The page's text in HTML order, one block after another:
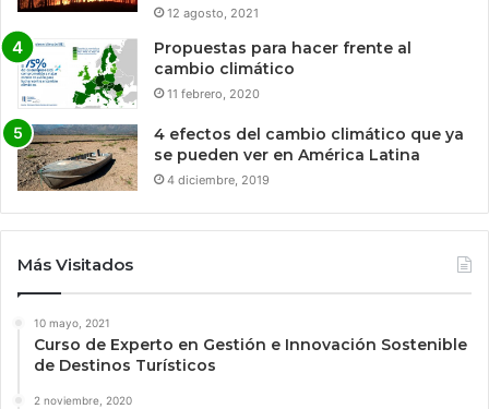
12 agosto, 2021
Propuestas para hacer frente al
cambio climático
11 febrero, 2020
4 efectos del cambio climático que ya
se pueden ver en América Latina
4 diciembre, 2019
Más Visitados
10 mayo, 2021
Curso de Experto en Gestión e Innovación Sostenible
de Destinos Turísticos
2 noviembre, 2020